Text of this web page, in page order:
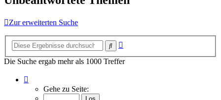
Zur erweiterten Suche
Suche
Die Suche ergab mehr als 1000 Treffer
von
Gehe zu Seite: